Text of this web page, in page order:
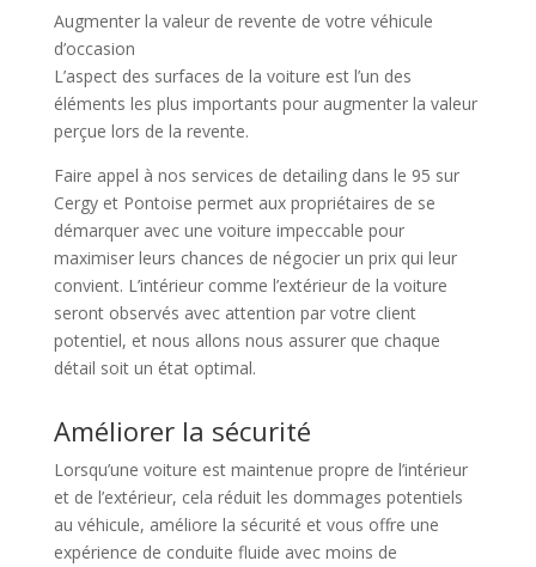
Augmenter la valeur de revente de votre véhicule
d’occasion
L’aspect des surfaces de la voiture est l’un des
éléments les plus importants pour augmenter la valeur
perçue lors de la revente.
Faire appel à nos services de detailing dans le 95 sur
Cergy et Pontoise permet aux propriétaires de se
démarquer avec une voiture impeccable pour
maximiser leurs chances de négocier un prix qui leur
convient. L’intérieur comme l’extérieur de la voiture
seront observés avec attention par votre client
potentiel, et nous allons nous assurer que chaque
détail soit un état optimal.
Améliorer la sécurité
Lorsqu’une voiture est maintenue propre de l’intérieur
et de l’extérieur, cela réduit les dommages potentiels
au véhicule, améliore la sécurité et vous offre une
expérience de conduite fluide avec moins de